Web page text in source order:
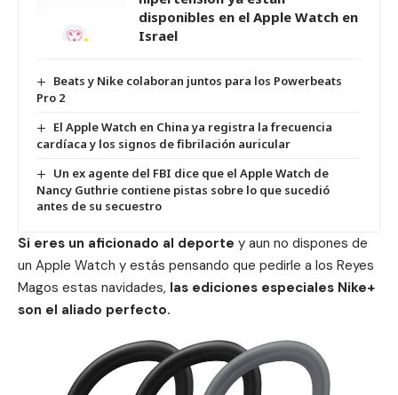
disponibles en el Apple Watch en
Israel
Beats y Nike colaboran juntos para los Powerbeats
Pro 2
El Apple Watch en China ya registra la frecuencia
cardíaca y los signos de fibrilación auricular
Un ex agente del FBI dice que el Apple Watch de
Nancy Guthrie contiene pistas sobre lo que sucedió
antes de su secuestro
Si eres un aficionado al deporte y aun no dispones de
un Apple Watch y estás pensando que pedirle a los Reyes
Magos estas navidades, las ediciones especiales Nike+
son el aliado perfecto.